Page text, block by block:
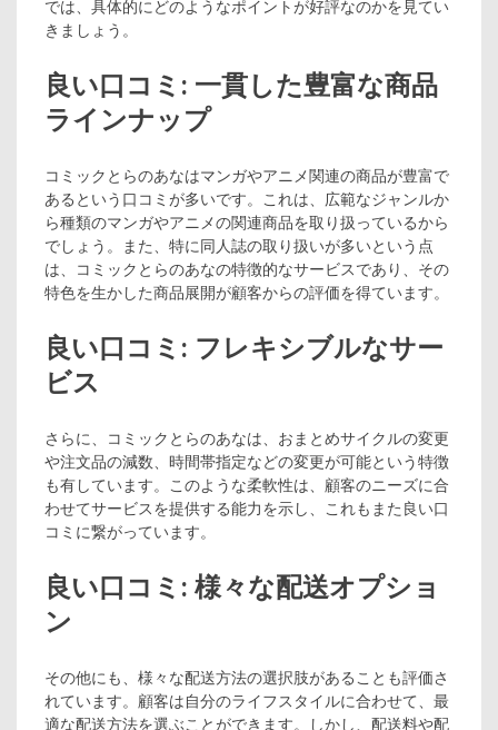
では、具体的にどのようなポイントが好評なのかを見てい
きましょう。
良い口コミ: 一貫した豊富な商品
ラインナップ
コミックとらのあなはマンガやアニメ関連の商品が豊富で
あるという口コミが多いです。これは、広範なジャンルか
ら種類のマンガやアニメの関連商品を取り扱っているから
でしょう。また、特に同人誌の取り扱いが多いという点
は、コミックとらのあなの特徴的なサービスであり、その
特色を生かした商品展開が顧客からの評価を得ています。
良い口コミ: フレキシブルなサー
ビス
さらに、コミックとらのあなは、おまとめサイクルの変更
や注文品の減数、時間帯指定などの変更が可能という特徴
も有しています。このような柔軟性は、顧客のニーズに合
わせてサービスを提供する能力を示し、これもまた良い口
コミに繋がっています。
良い口コミ: 様々な配送オプショ
ン
その他にも、様々な配送方法の選択肢があることも評価さ
れています。顧客は自分のライフスタイルに合わせて、最
適な配送方法を選ぶことができます。しかし、配送料や配